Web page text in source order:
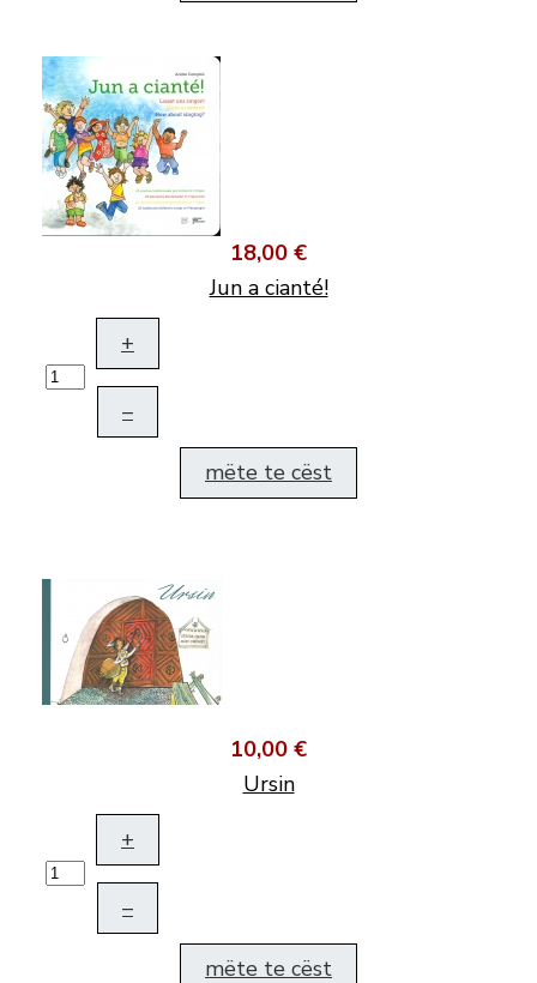
18,00 €
Jun a cianté!
+
–
mëte te cëst
10,00 €
Ursin
+
–
mëte te cëst